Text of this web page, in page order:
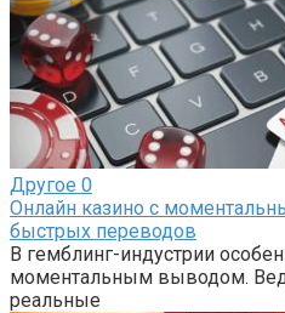
Другое 0
Онлайн казино с
быстрых переводов
В гемблинг-индустрии
моментальным выводом.
реальные